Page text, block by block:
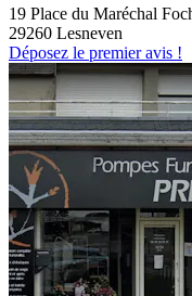
19 Place du Maréchal
29260 Lesneven
Déposez le premier avis !